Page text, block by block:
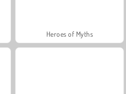
Heroes of Myths